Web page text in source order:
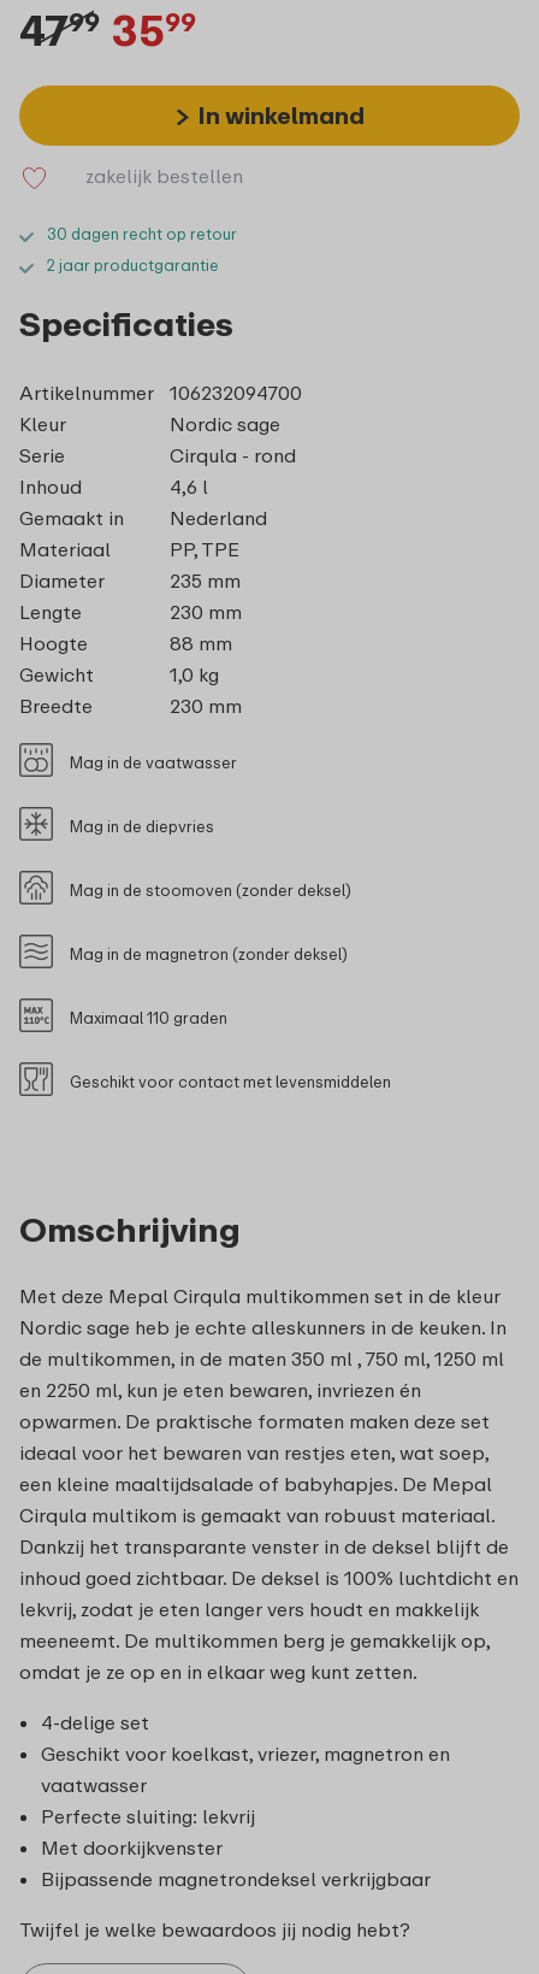
4799 3599
In winkelmand
zakelijk bestellen
30 dagen recht op retour
2 jaar productgarantie
Omschrijving
Met deze Mepal Cirqula multikommen set in de kleur
Nordic sage heb je echte alleskunners in de keuken. In
de multikommen, in de maten 350 ml , 750 ml, 1250 ml
en 2250 ml, kun je eten bewaren, invriezen én
opwarmen. De praktische formaten maken deze set
ideaal voor het bewaren van restjes eten, wat soep,
een kleine maaltijdsalade of babyhapjes. De Mepal
Cirqula multikom is gemaakt van robuust materiaal.
Dankzij het transparante venster in de deksel blijft de
inhoud goed zichtbaar. De deksel is 100% luchtdicht en
lekvrij, zodat je eten langer vers houdt en makkelijk
meeneemt. De multikommen berg je gemakkelijk op,
omdat je ze op en in elkaar weg kunt zetten.
4-delige set
Geschikt voor koelkast, vriezer, magnetron en
vaatwasser
Perfecte sluiting: lekvrij
Met doorkijkvenster
Bijpassende magnetrondeksel verkrijgbaar
Twijfel je welke bewaardoos jij nodig hebt?
Specificaties
Artikelnummer
106232094700
Kleur
Nordic sage
Serie
Cirqula - rond
Inhoud
4,6 l
Gemaakt in
Nederland
Materiaal
PP, TPE
Diameter
235 mm
Lengte
230 mm
Hoogte
88 mm
Gewicht
1,0 kg
Breedte
230 mm
Mag in de vaatwasser
Mag in de diepvries
Mag in de stoomoven (zonder deksel)
Mag in de magnetron (zonder deksel)
Maximaal 110 graden
Geschikt voor contact met levensmiddelen